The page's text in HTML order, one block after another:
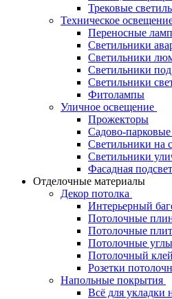
Трековые
Техническое
Переносные
Светильники
Светильники
Светильники
Светильники
Фитолампы
Уличное освещение
Прожекторы
Садово-
Светильники на
Светильники
Фасадная
Отделочные материалы
Декор потолка
Интерьерный
Потолочные
Потолочные
Потолочные углы
Потолочный клей
Розетки
Напольные покрытия
Всё для укладки